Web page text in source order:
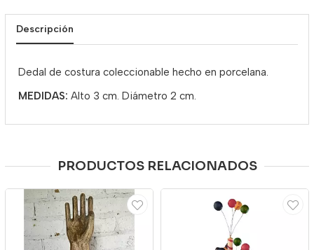
Descripción
Dedal de costura coleccionable hecho en porcelana.
MEDIDAS: Alto 3 cm. Diámetro 2 cm.
PRODUCTOS RELACIONADOS